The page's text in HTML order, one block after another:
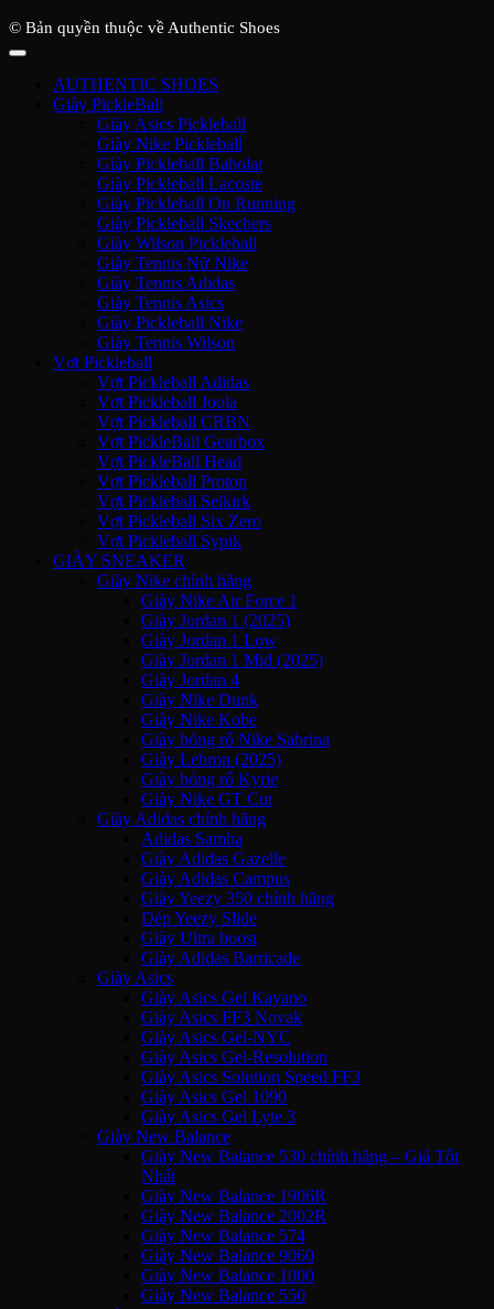
© Bản quyền thuộc về Authentic Shoes
AUTHENTIC SHOES
Giày PickleBall
Giày Asics Pickleball
Giày Nike Pickleball
Giày Pickleball Babolat
Giày Pickleball Lacoste
Giày Pickleball On Running
Giày Pickleball Skechers
Giày Wilson Pickleball
Giày Tennis Nữ Nike
Giày Tennis Adidas
Giày Tennis Asics
Giày Pickleball Nike
Giày Tennis Wilson
Vợt Pickleball
Vợt Pickleball Adidas
Vợt Pickleball Joola
Vợt Pickleball CRBN
Vợt PickleBall Gearbox
Vợt PickleBall Head
Vợt Pickleball Proton
Vợt Pickleball Selkirk
Vợt Pickleball Six Zero
Vợt Pickleball Sypik
GIÀY SNEAKER
Giày Nike chính hãng
Giày Nike Air Force 1
Giày Jordan 1 (2025)
Giày Jordan 1 Low
Giày Jordan 1 Mid (2025)
Giày Jordan 4
Giày Nike Dunk
Giày Nike Kobe
Giày bóng rổ Nike Sabrina
Giày Lebron (2025)
Giày bóng rổ Kyrie
Giày Nike GT Cut
Giày Adidas chính hãng
Adidas Samba
Giày Adidas Gazelle
Giày Adidas Campus
Giày Yeezy 350 chính hãng
Dép Yeezy Slide
Giày Ultra boost
Giày Adidas Barricade
Giày Asics
Giày Asics Gel Kayano
Giày Asics FF3 Novak
Giày Asics Gel-NYC
Giày Asics Gel-Resolution
Giày Asics Solution Speed FF3
Giày Asics Gel 1090
Giày Asics Gel Lyte 3
Giày New Balance
Giày New Balance 530 chính hãng – Giá Tốt
Nhất
Giày New Balance 1906R
Giày New Balance 2002R
Giày New Balance 574
Giày New Balance 9060
Giày New Balance 1000
Giày New Balance 550